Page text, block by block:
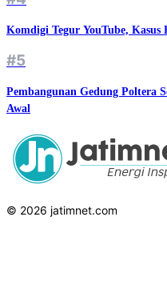
Komdigi Tegur YouTube,
#5
Pembangunan Gedung Poltera
Awal
© 2026 jatimnet.com